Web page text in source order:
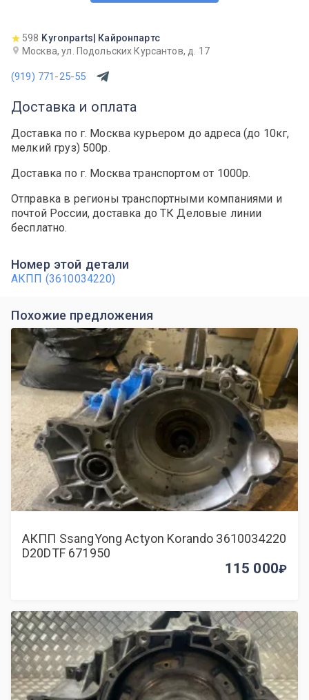
598 Kyronparts| Кайронпартс
Москва, ул. Подольских Курсантов, д. 17
(919) 771-25-55
Доставка и оплата
Доставка по г. Москва курьером до адреса (до 10кг,
мелкий груз) 500р.
Доставка по г. Москва транспортом от 1000р.
Отправка в регионы транспортными компаниями и
почтой России, доставка до ТК Деловые линии
бесплатно.
Номер этой детали
АКПП (3610034220)
Похожие предложения
АКПП SsangYong Actyon Korando 3610034220
D20DTF 671950
115 000